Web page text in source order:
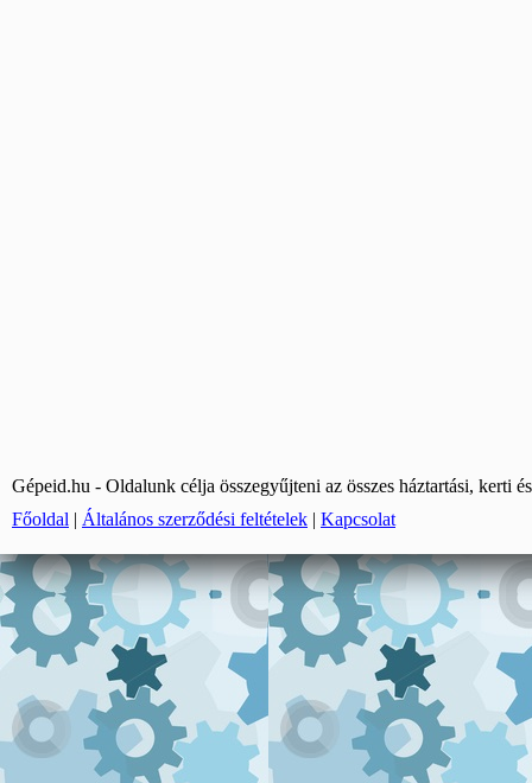
Gépeid.hu - Oldalunk célja összegyűjteni az összes háztartási, kerti
Főoldal | Általános szerződési feltételek | Kapcsolat